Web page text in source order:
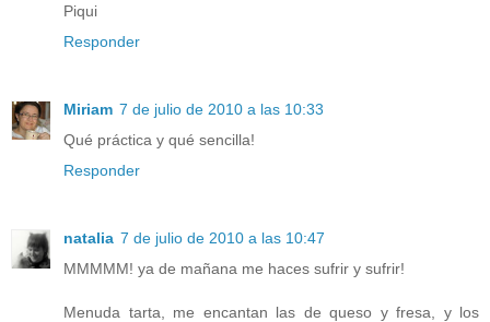
Piqui
Responder
Miriam 7 de julio de 2010 a las 10:33
Qué práctica y qué sencilla!
Responder
natalia 7 de julio de 2010 a las 10:47
MMMMM! ya de mañana me haces sufrir y sufrir!
Menuda tarta, me encantan las de queso y fresa, y los